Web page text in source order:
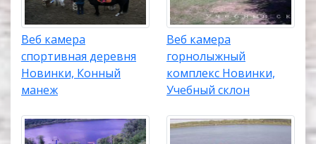
Веб камера
спортивная деревня
Новинки, Конный
манеж
Веб камера
горнолыжный
комплекс Новинки,
Учебный склон